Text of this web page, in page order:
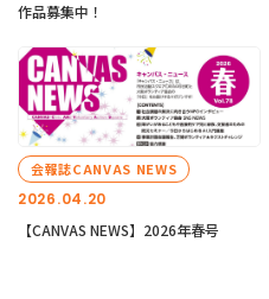
作品募集中！
2026.04.20
会報誌CANVAS NEWS
【CANVAS NEWS】2026年春号